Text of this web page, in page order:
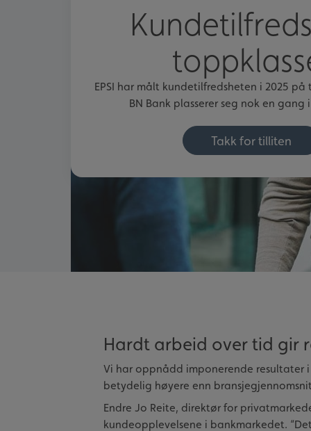
EPSI har målt kundetilfredsheten i 2025 på
BN Bank plasserer seg nok en
Takk for tilliten
Hardt arbeid over tid gir
Vi har oppnådd imponerende resultater i
betydelig høyere enn
Endre Jo Reite, direktør for
kundeopplevelsene i bankmarkedet.